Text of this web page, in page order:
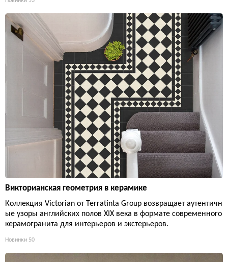
Викторианская геометрия в керамике
Коллекция Victorian от Terratinta Group возвращает аутентичн
ые узоры английских полов XIX века в формате современного
керамогранита для интерьеров и экстерьеров.
Новинки 50